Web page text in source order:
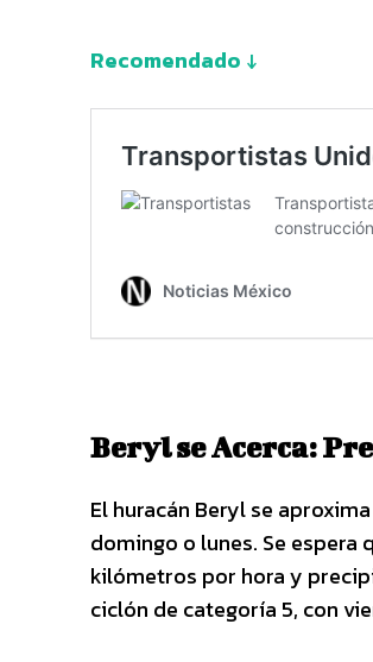
Recomendado ↓
Beryl se Acerca:
El huracán Beryl se
domingo o lunes. Se espera
kilómetros por hora y
ciclón de categoría 5, con